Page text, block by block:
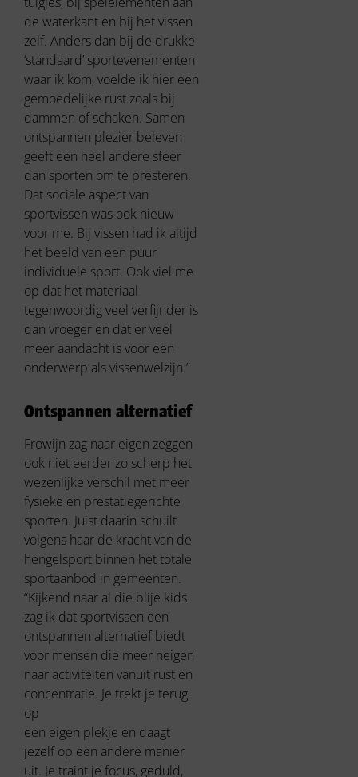
de waterkant en bij het vissen
zelf. Anders dan bij de drukke
‘standaard’ sportevenementen
waar ik kom, voelde ik hier een
gemoedelijke rust zoals bij
dammen of schaken. Samen
ontspannen plezier beleven
geeft een heel andere sfeer
dan sporten om te presteren.
Dat sociale aspect van
sportvissen was ook nieuw
voor me. Bij vissen had ik altijd
het beeld van een puur
individuele sport. Ook viel me
op dat het materiaal
tegenwoordig veel verfijnder is
dan vroeger en dat er veel
meer aandacht is voor een
onderwerp als vissenwelzijn.”
Ontspannen alternatief
Frowijn zag naar eigen zeggen
ook niet eerder zo scherp het
wezenlijke verschil met meer
fysieke en prestatiegerichte
sporten. Juist daarin schuilt
volgens haar de kracht van de
hengelsport binnen het totale
sportaanbod in gemeenten.
“Kijkend naar al die blije kids
zag ik dat sportvissen een
ontspannen alternatief biedt
voor mensen die meer neigen
naar activiteiten vanuit rust en
concentratie. Je trekt je terug
op
een eigen plekje en daagt
jezelf op een andere manier
uit. Je traint je focus, geduld,